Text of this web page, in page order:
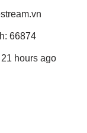
66874
hours ago